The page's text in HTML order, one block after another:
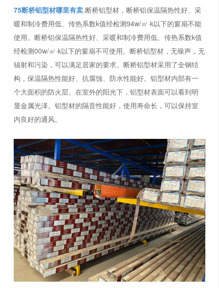
75断桥铝型材哪里有卖,断桥铝型材，断桥铝保温隔热性好、采
暖和制冷费用低、传热系数k值经检测94w/㎡·k以下的窗扇不能
使用。断桥铝保温隔热性好、采暖和制冷费用低、传热系数k值
经检测00w/㎡·k以下的窗扇不可使用。断桥铝型材，无噪声，无
辐射和污染，可以满足居家的要求。断桥铝型材采用了全钢结
构，保温隔热性能好、抗腐蚀、防水性能好。铝型材内部有一
个大面积的防火层。在室外的阳光下，铝型材表面可以看到明
显金属光泽。铝型材的隔音性能好，使用寿命长，可以保持室
内良好的通风。